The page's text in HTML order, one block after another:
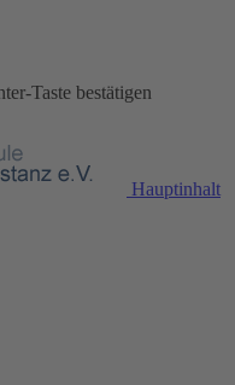
Taste bestätigen
Hauptinhalt